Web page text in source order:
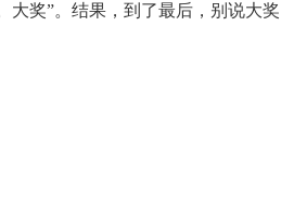
大奖”。结果，到了最后，别说大奖